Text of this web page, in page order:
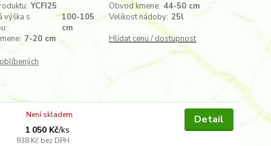
YCFI25 Obvod kmene: 44-50 cm
výška s
100-105
cm
Velikost nádoby: 25l
7-20 cm Hlídat cenu / dostupnost
1 050 Kč/ks
938 Kč bez DPH
Není skladem Detail